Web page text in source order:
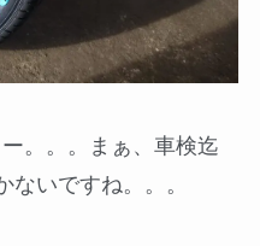
。。。まぁ、車検迄
いですね。。。